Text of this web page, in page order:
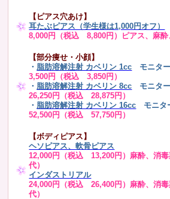
【ピアス穴あけ】
耳たぶピアス（学生様は1,000円オフ）
8,000円（税込 8,800円）ピアス、麻酔
【部分痩せ・小顔】
・ 脂肪溶解注射 カベリン 1cc モニター
3,500円（税込 3,850円）
・ 脂肪溶解注射 カベリン 8cc モニター
26,250円（税込 28,875円）
・ 脂肪溶解注射 カベリン 16cc
モニタ
52,500円（税込 57,750円）
【ボディピアス】
ヘソピアス、軟骨ピアス
12,000円（税込 13,200円）麻酔、消毒
代）
インダストリアル
24,000円（税込 26,400円）麻酔、消毒
代）